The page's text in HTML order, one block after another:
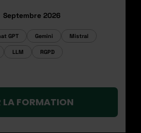
Septembre 2026
GPT Gemini Mistral
LLM RGPD
LA FORMATION